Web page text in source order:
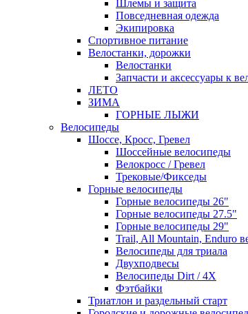
Шлемы и защита
Повседневная одежда
Экипировка
Спортивное питание
Велостанки, дорожки
Велостанки
Запчасти и аксессуары к
ЛЕТО
ЗИМА
ГОРНЫЕ ЛЫЖИ
Велосипеды
Шоссе, Кросс, Гревел
Шоссейные велосипеды
Велокросс / Гревел
Трековые/Фикседы
Горные велосипеды
Горные велосипеды 26"
Горные велосипеды 27.5"
Горные велосипеды 29"
Trail, All Mountain, Enduro
Велосипеды для триала
Двухподвесы
Велосипеды Dirt / 4X
Фэтбайки
Триатлон и раздельный старт